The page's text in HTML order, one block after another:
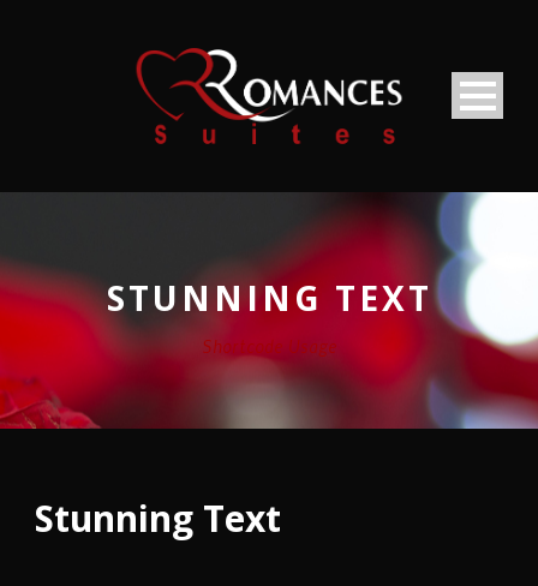
STUNNING TEXT
Shortcode Usage
Stunning Text